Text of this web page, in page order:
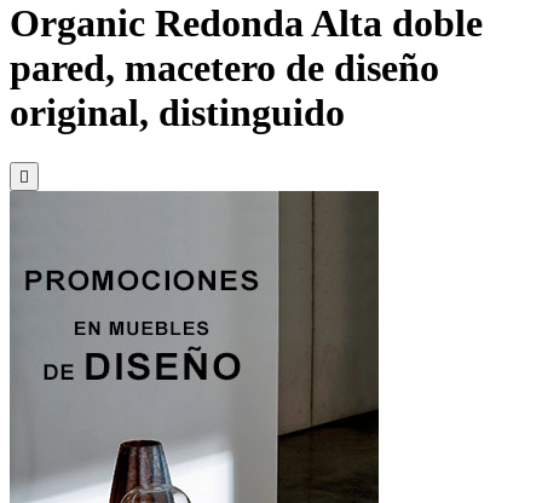
Organic Redonda Alta doble
pared, macetero de diseño
original, distinguido
